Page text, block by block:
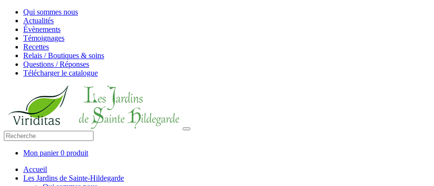
Qui sommes nous
Actualités
Évènements
Témoignages
Recettes
Relais / Boutiques & soins
Questions / Réponses
Télécharger le catalogue
Mon panier0 produit
Accueil
Les Jardins de Sainte-Hildegarde